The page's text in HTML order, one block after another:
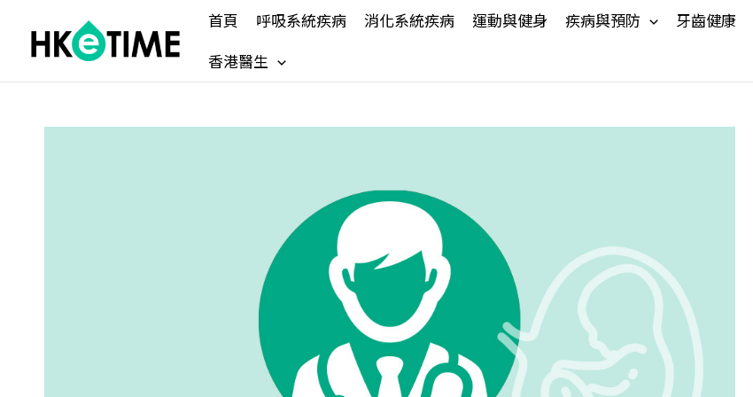
content
首頁 呼吸系統疾病 消化系統疾病 運動與健身 疾病與預防 牙齒健康
香港醫生